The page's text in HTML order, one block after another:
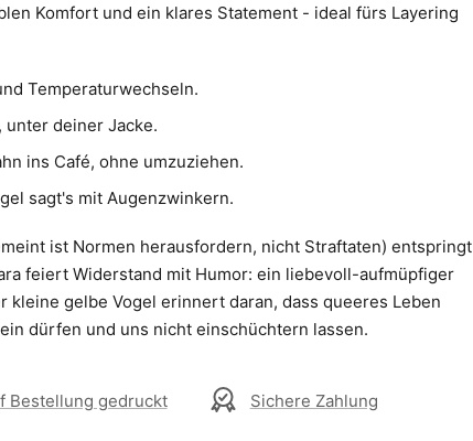
Komfort und ein klares Statement - ideal fürs Layering
Temperaturwechseln.
deiner Jacke.
ins Café, ohne umzuziehen.
sagt's mit Augenzwinkern.
ist Normen herausfordern, nicht Straftaten) entspringt
feiert Widerstand mit Humor: ein liebevoll-aufmüpfiger
gelbe Vogel erinnert daran, dass queeres Leben
dürfen und uns nicht einschüchtern lassen.
Bestellung gedruckt Sichere Zahlung